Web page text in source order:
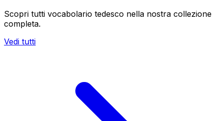
Scopri tutti vocabolario tedesco nella nostra collezione
completa.
Vedi tutti